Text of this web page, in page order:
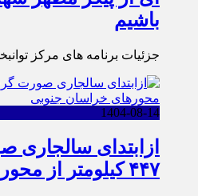
باشیم
جزئیات برنامه های مرکز
1404-08-14
ازابتدای
۴۴۷ کیلومتر از محورهای خراسان جنوبی